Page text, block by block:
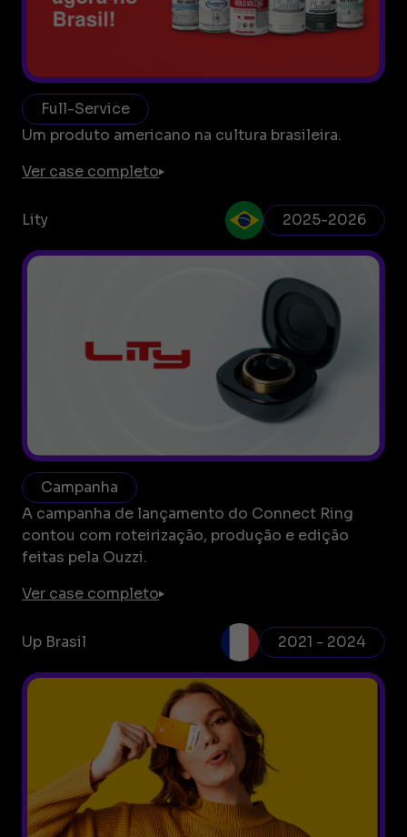
Um produto americano na cultura brasileira.
Full-Service
Ver case completo
Lity 2025-2026
A campanha de lançamento do Connect Ring
contou com roteirização, produção e edição
feitas pela Ouzzi.
Campanha
Ver case completo
Up Brasil 2021 - 2024